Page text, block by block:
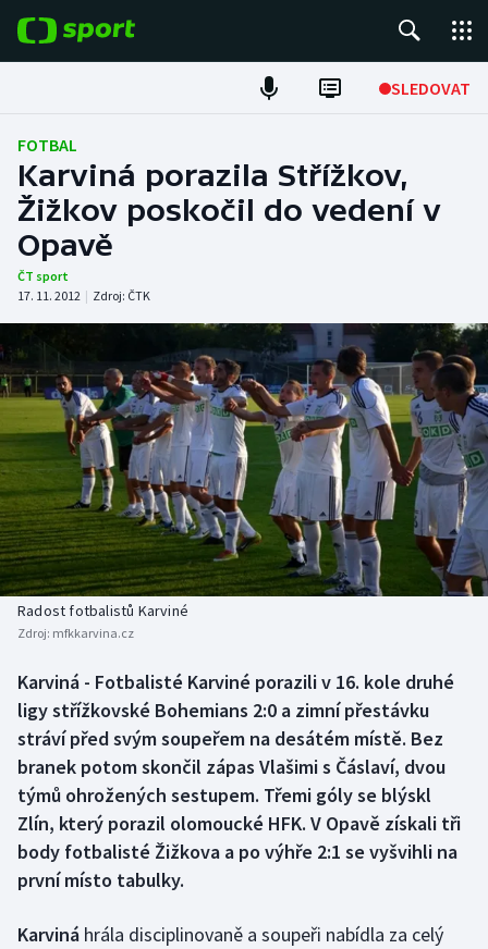
SLEDOVAT
Fotbal
Hokej
Tenis
Atletika
Cyklistika
DALŠÍ SPORTY
Americký fotbal
Baseball a softbal
Basketbal
Biatlon
Box
Curling
Dostihy
Florbal
Futsal
NEPŘEHLÉDNĚTE
Soutěže
Historické návraty
Aplikace ČT sport
FOTBAL
Karviná porazila Střížkov,
Žižkov poskočil do vedení v
Opavě
ČT sport
17. 11. 2012 | Zdroj: ČTK
Radost fotbalistů Karviné
Zdroj: mfkkarvina.cz
Karviná - Fotbalisté Karviné porazili v 16. kole druhé
ligy střížkovské Bohemians 2:0 a zimní přestávku
stráví před svým soupeřem na desátém místě. Bez
branek potom skončil zápas Vlašimi s Čáslaví, dvou
týmů ohrožených sestupem. Třemi góly se blýskl
Zlín, který porazil olomoucké HFK. V Opavě získali tři
body fotbalisté Žižkova a po výhře 2:1 se vyšvihli na
první místo tabulky.
Karviná hrála disciplinovaně a soupeři nabídla za celý